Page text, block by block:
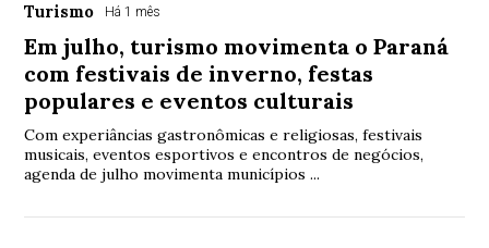
Turismo Há 1 mês
Em julho, turismo movimenta o Paraná
com festivais de inverno, festas
populares e eventos culturais
Com experiâncias gastronômicas e religiosas, festivais
musicais, eventos esportivos e encontros de negócios,
agenda de julho movimenta municípios ...